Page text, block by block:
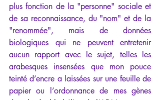
plus fonction de la "personne" sociale et
de sa reconnaissance, du "nom" et de la
"renommée", mais de données
biologiques qui ne peuvent entretenir
aucun rapport avec le sujet, telles les
arabesques insensées que mon pouce
teinté d’encre a laissées sur une feuille de
papier ou l’ordonnance de mes gènes